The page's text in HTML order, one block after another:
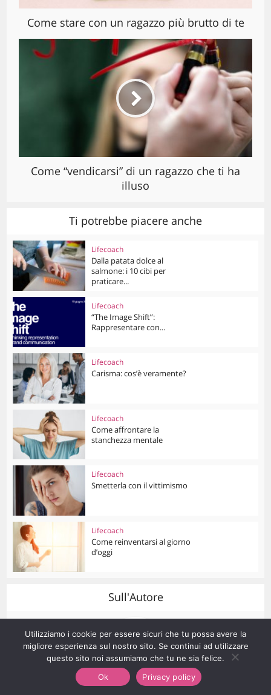
Come stare con un ragazzo più brutto di te
Come “vendicarsi” di un ragazzo che ti ha
illuso
Ti potrebbe piacere anche
Lifecoach
Dalla patata dolce al
salmone: i 10 cibi per
praticare...
Lifecoach
“The Image Shift”:
Rappresentare con...
Lifecoach
Carisma: cos’è veramente?
Lifecoach
Come affrontare la
stanchezza mentale
Lifecoach
Smetterla con il vittimismo
Lifecoach
Come reinventarsi al giorno
d’oggi
Sull'Autore
Utilizziamo i cookie per essere sicuri che tu possa avere la
migliore esperienza sul nostro sito. Se continui ad utilizzare
questo sito noi assumiamo che tu ne sia felice.
Ok
Privacy policy